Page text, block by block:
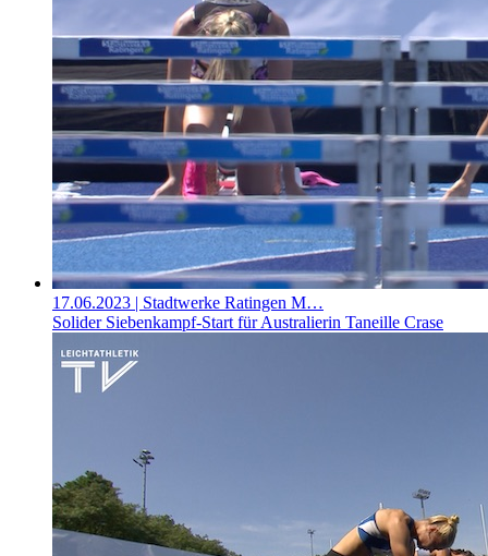
17.06.2023 | Stadtwerke Ratingen M…
Solider Siebenkampf-Start für Australierin Taneille Crase